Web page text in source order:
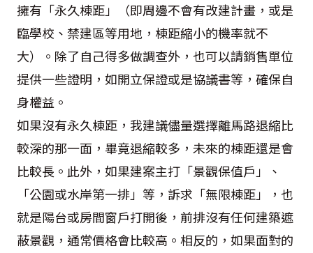
擁有「永久棟距」（即周邊不會有改建計畫，或是
臨學校、禁建區等用地，棟距縮小的機率就不
大）。除了自己得多做調查外，也可以請銷售單位
提供一些證明，如開立保證或是協議書等，確保自
身權益。
如果沒有永久棟距，我建議儘量選擇離馬路退縮比
較深的那一面，畢竟退縮較多，未來的棟距還是會
比較長。此外，如果建案主打「景觀保值戶」、
「公園或水岸第一排」等，訴求「無限棟距」，也
就是陽台或房間窗戶打開後，前排沒有任何建築遮
蔽景觀，通常價格會比較高。相反的，如果面對的